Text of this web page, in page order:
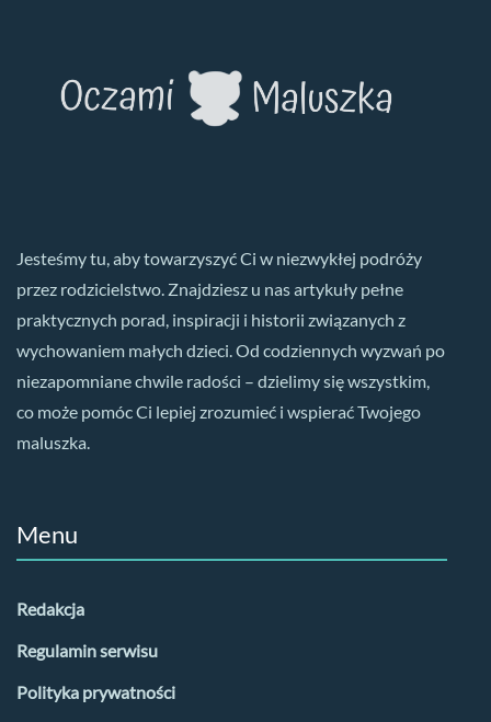
Jesteśmy tu, aby towarzyszyć Ci w niezwykłej podróży
przez rodzicielstwo. Znajdziesz u nas artykuły pełne
praktycznych porad, inspiracji i historii związanych z
wychowaniem małych dzieci. Od codziennych wyzwań po
niezapomniane chwile radości – dzielimy się wszystkim,
co może pomóc Ci lepiej zrozumieć i wspierać Twojego
maluszka.
Menu
Redakcja
Regulamin serwisu
Polityka prywatności